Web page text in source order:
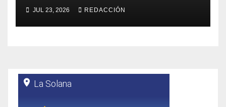
JUL 23, 2026 REDACCIÓN